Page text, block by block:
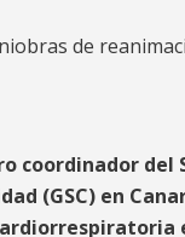
de
coordinador del
(GSC) en